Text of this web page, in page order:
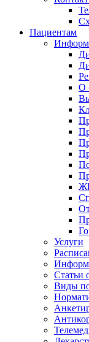
Пациентам
О
Услуги
Статьи
Виды